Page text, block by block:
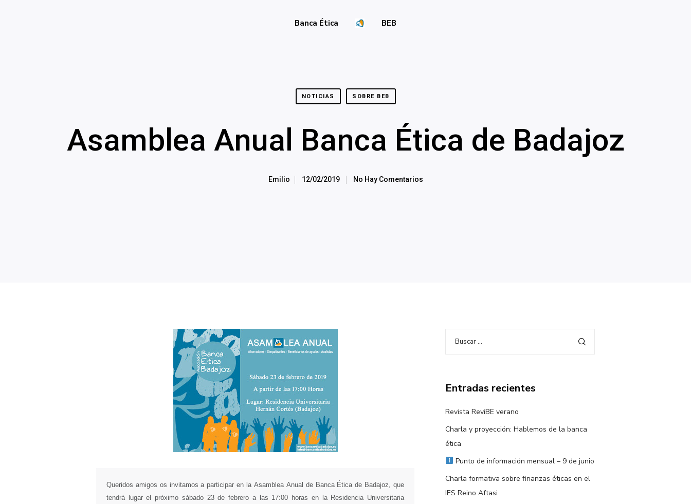
Banca Ética BEB
NOTICIAS SOBRE BEB
Asamblea Anual Banca Ética de Badajoz
Emilio 12/02/2019 No Hay Comentarios
Queridos amigos os invitamos a participar en la Asamblea Anual de Banca Ética de Badajoz, que
tendrá lugar el próximo sábado 23 de febrero a las 17:00 horas en la Residencia Universitaria
Entradas recientes
Revista ReviBE verano
Charla y proyección: Hablemos de la banca
ética
Punto de información mensual – 9 de junio
Charla formativa sobre finanzas éticas en el
IES Reino Aftasi